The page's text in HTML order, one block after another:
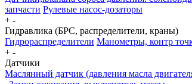
запчасти Рулевые насос-дозаторы
+ -
Гидравлика (БРС, распределители, краны)
Гидрораспределители Манометры, контр
+ -
Датчики
Маслянный датчик (давления масла